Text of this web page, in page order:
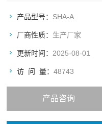
产品型号： SHA-A
厂商性质： 生产厂家
更新时间： 2025-08-01
访 问 量：48743
产品咨询